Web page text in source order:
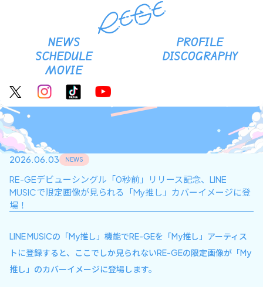
RE-GE Official site
NEWS
PROFILE
SCHEDULE
DISCOGRAPHY
MOVIE
News
2026.06.03 NEWS
RE-GEデビューシングル「0秒前」リリース記念、LINE
MUSICで限定画像が見られる「My推し」カバーイメージに登
場！
LINE MUSICの「My推し」機能でRE-GEを「My推し」アーティス
トに登録すると、ここでしか見られないRE-GEの限定画像が「My
推し」のカバーイメージに登場します。